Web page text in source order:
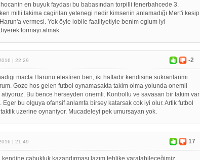
en buyuk faydası bu babasından torpilli fenerbahcede 3.
milli takima cagirilan yetenegi nedir kimsenin anlamadığı Mert'i kesip
Harun'a vermesi. Yok öyle lobile faailiyetiyle benim oglum iyi
formayi almak.
| 22:29 -2
macta Harunu elestiren ben, iki haftadir kendisine sukranlarimi
Goze hos gelen futbol oynamasakta takim olma yolunda onemli
Bu bence herseyden onemli. Kontrollu ve savasan bir takim var
Eger bu olguya ofansif anlamfa birsey katarsak cok iyi olur. Artik futbol
uzerine oynaniyor. Mucadeleyi pek umursayan yok.
| 21:49 17
kendine cabukluk kazandırması lazım tehlike yaratabileceğimiz